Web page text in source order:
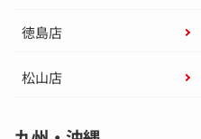
徳島店
松山店